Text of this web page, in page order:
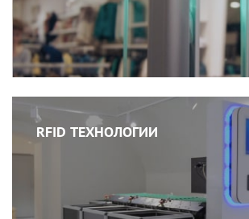
RFID ТЕХНОЛОГИИ